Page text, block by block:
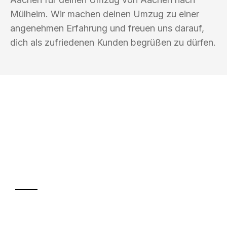
Mülheim. Wir machen deinen Umzug zu einer
angenehmen Erfahrung und freuen uns darauf,
dich als zufriedenen Kunden begrüßen zu dürfen.